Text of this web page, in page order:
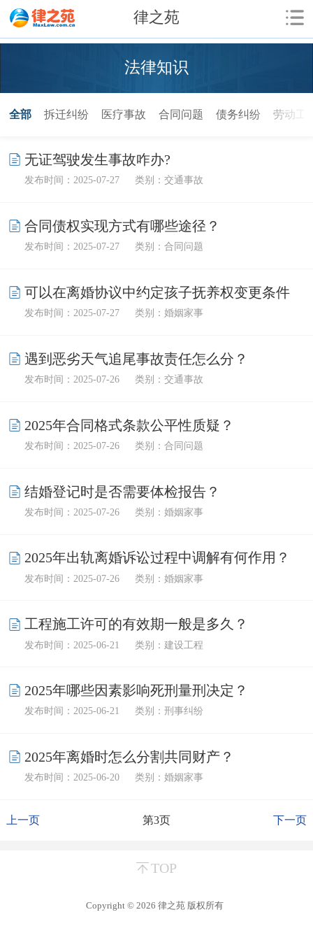
律之苑
法律知识
全部 拆迁纠纷 医疗事故 合同问题 债务纠纷 劳动工
无证驾驶发生事故咋办?
发布时间：2025-07-27 类别：交通事故
合同债权实现方式有哪些途径？
发布时间：2025-07-27 类别：合同问题
可以在离婚协议中约定孩子抚养权变更条件
吗？
发布时间：2025-07-27 类别：婚姻家事
遇到恶劣天气追尾事故责任怎么分？
发布时间：2025-07-26 类别：交通事故
2025年合同格式条款公平性质疑？
发布时间：2025-07-26 类别：合同问题
结婚登记时是否需要体检报告？
发布时间：2025-07-26 类别：婚姻家事
2025年出轨离婚诉讼过程中调解有何作用？
发布时间：2025-07-26 类别：婚姻家事
工程施工许可的有效期一般是多久？
发布时间：2025-06-21 类别：建设工程
2025年哪些因素影响死刑量刑决定？
发布时间：2025-06-21 类别：刑事纠纷
2025年离婚时怎么分割共同财产？
发布时间：2025-06-20 类别：婚姻家事
上一页 第3页 下一页
TOP
Copyright © 2026 律之苑版权所有